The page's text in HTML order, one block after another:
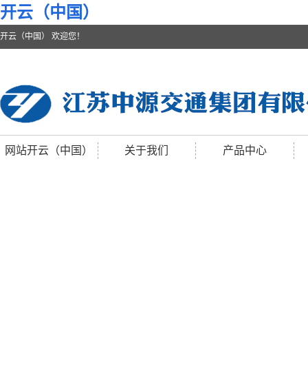
开云（中国）
开云（中国） 欢迎您！
网站开云（中国） 关于我们 产品中心